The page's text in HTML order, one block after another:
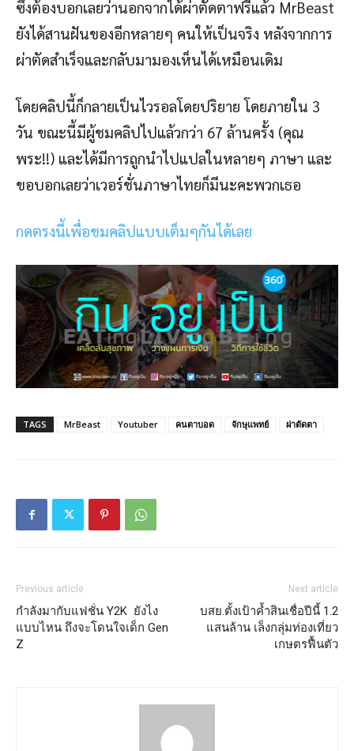
ซึ่งต้องบอกเลยว่านอกจากได้ผ่าตัดตาฟรีแล้ว MrBeast
ยังได้สานฝันของอีกหลายๆ คนให้เป็นจริง หลังจากการ
ผ่าตัดสำเร็จและกลับมามองเห็นได้เหมือนเดิม
โดยคลิปนี้ก็กลายเป็นไวรอลโดยปริยาย โดยภายใน 3
วัน ขณะนี้มีผู้ชมคลิปไปแล้วกว่า 67 ล้านครั้ง (คุณ
พระ!!) และได้มีการถูกนำไปแปลในหลายๆ ภาษา และ
ขอบอกเลยว่าเวอร์ชั่นภาษาไทยก็มีนะคะพวกเธอ
กดตรงนี้เพื่อชมคลิปแบบเต็มๆกันได้เลย
TAGS MrBeast Youtuber คนตาบอด จักษุแพทย์ ผ่าตัดตา
Previous article
กำลังมากับแฟชั่น Y2K ยังไง
แบบไหน ถึงจะโดนใจเด็ก Gen
Z
Next article
บสย.ตั้งเป้าค้ำสินเชื่อปีนี้ 1.2
แสนล้าน เล็งกลุ่มท่องเที่ยว
เกษตรฟื้นตัว